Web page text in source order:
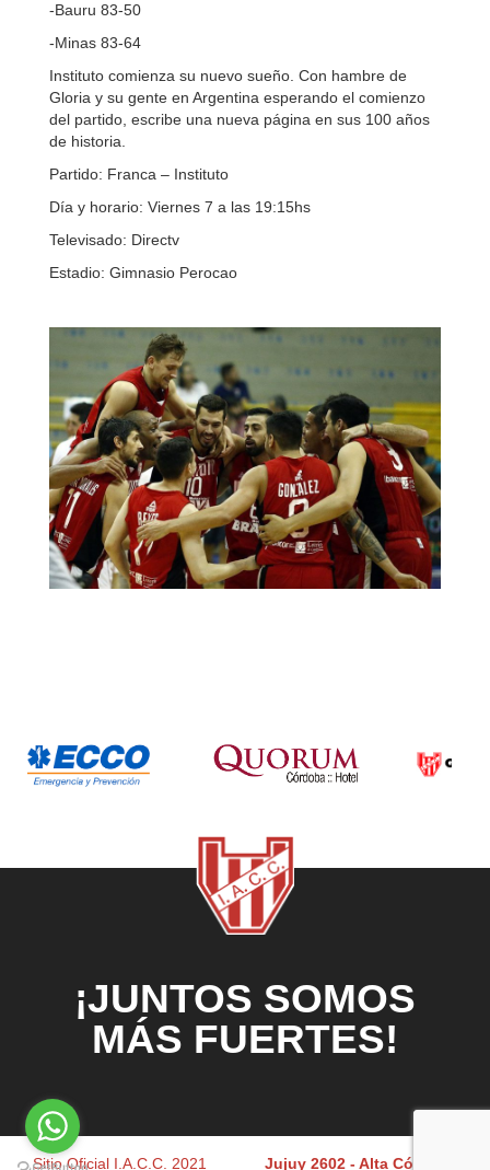
-Bauru 83-50
-Minas 83-64
Instituto comienza su nuevo sueño. Con hambre de
Gloria y su gente en Argentina esperando el comienzo
del partido, escribe una nueva página en sus 100 años
de historia.
Partido: Franca – Instituto
Día y horario: Viernes 7 a las 19:15hs
Televisado: Directv
Estadio: Gimnasio Perocao
¡JUNTOS SOMOS
MÁS FUERTES!
Sitio Oficial I.A.C.C. 2021 Jujuy 2602 - Alta Córdoba